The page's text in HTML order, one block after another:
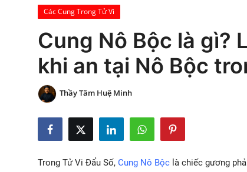
Xem Bói
Vietnamese
Các Cung Trong Tử Vi
Cung Nô Bộc là gì?
khi an tại Nô Bộc
Thầy Tâm Huệ Minh
Trong Tử Vi Đẩu Số, Cung Nô Bộc là chiếc gương